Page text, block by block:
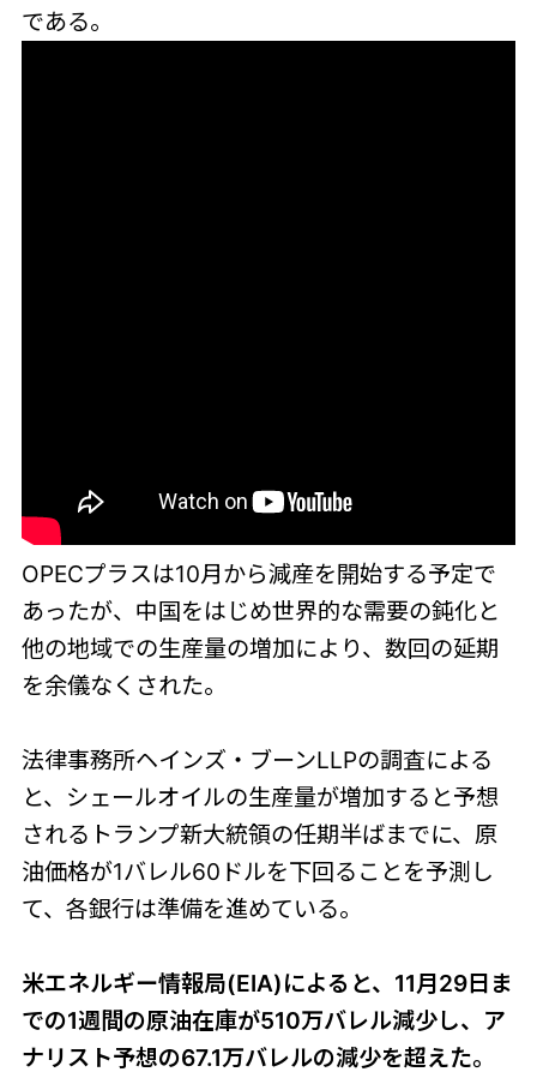
である。
OPECプラスは10月から減産を開始する予定で
あったが、中国をはじめ世界的な需要の鈍化と
他の地域での生産量の増加により、数回の延期
を余儀なくされた。
法律事務所ヘインズ・ブーンLLPの調査による
と、シェールオイルの生産量が増加すると予想
されるトランプ新大統領の任期半ばまでに、原
油価格が1バレル60ドルを下回ることを予測し
て、各銀行は準備を進めている。
米エネルギー情報局(EIA)によると、11月29日ま
での1週間の原油在庫が510万バレル減少し、ア
ナリスト予想の67.1万バレルの減少を超えた。